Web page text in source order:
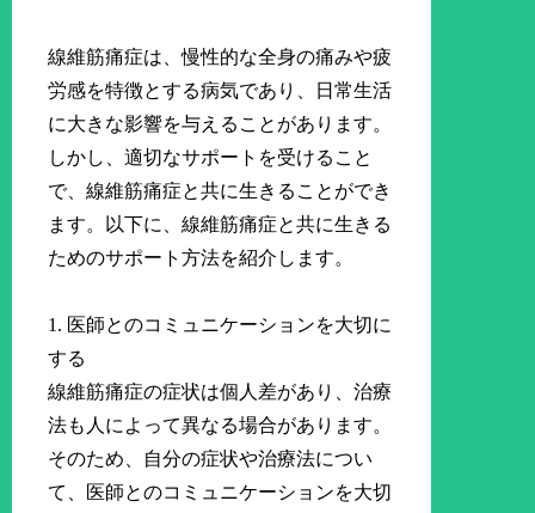
線維筋痛症は、慢性的な全身の痛みや疲
労感を特徴とする病気であり、日常生活
に大きな影響を与えることがあります。
しかし、適切なサポートを受けること
で、線維筋痛症と共に生きることができ
ます。以下に、線維筋痛症と共に生きる
ためのサポート方法を紹介します。
1. 医師とのコミュニケーションを大切に
する
線維筋痛症の症状は個人差があり、治療
法も人によって異なる場合があります。
そのため、自分の症状や治療法につい
て、医師とのコミュニケーションを大切